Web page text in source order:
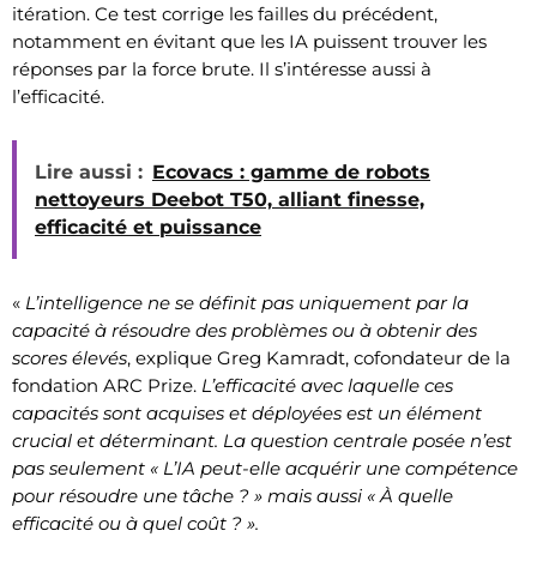
itération. Ce test corrige les failles du précédent,
notamment en évitant que les IA puissent trouver les
réponses par la force brute. Il s’intéresse aussi à
l’efficacité.
Lire aussi : Ecovacs : gamme de robots
nettoyeurs Deebot T50, alliant finesse,
efficacité et puissance
« L’intelligence ne se définit pas uniquement par la
capacité à résoudre des problèmes ou à obtenir des
scores élevés, explique Greg Kamradt, cofondateur de la
fondation ARC Prize. L’efficacité avec laquelle ces
capacités sont acquises et déployées est un élément
crucial et déterminant. La question centrale posée n’est
pas seulement « L’IA peut-elle acquérir une compétence
pour résoudre une tâche ? » mais aussi « À quelle
efficacité ou à quel coût ? ».